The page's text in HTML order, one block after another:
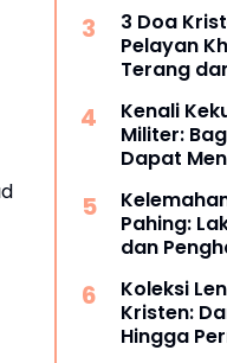
2 Talent
3 Doa
Pelayan
Terang
Kenali
Militer:
Dapat
Pahing:
dan
Koleksi
Kristen:
Hingga